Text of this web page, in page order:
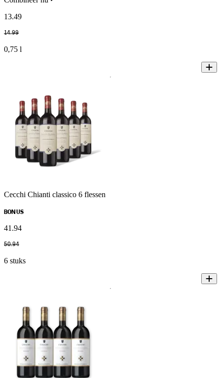
13.49
14.99
0,75 l
Cecchi Chianti classico 6 flessen
BONUS
41 .94
50.94
6 stuks